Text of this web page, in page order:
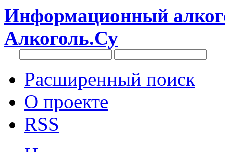
Информационный
Алкоголь.Су
Расширенный поиск
О проекте
RSS